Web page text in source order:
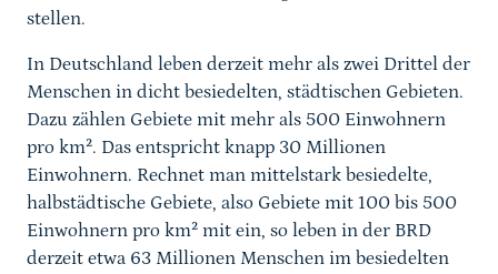
stellen.
In Deutschland leben derzeit mehr als zwei Drittel der
Menschen in dicht besiedelten, städtischen Gebieten.
Dazu zählen Gebiete mit mehr als 500 Einwohnern
pro km². Das entspricht knapp 30 Millionen
Einwohnern. Rechnet man mittelstark besiedelte,
halbstädtische Gebiete, also Gebiete mit 100 bis 500
Einwohnern pro km² mit ein, so leben in der BRD
derzeit etwa 63 Millionen Menschen im besiedelten